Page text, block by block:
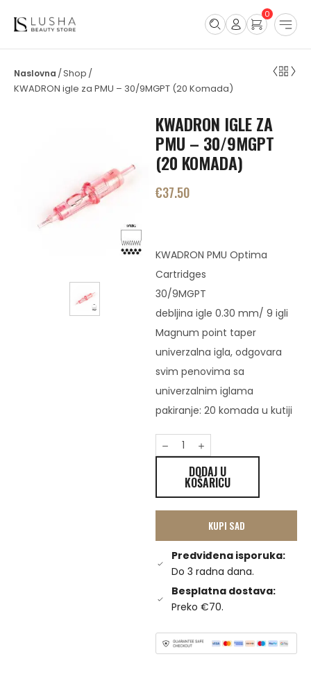
0
/Shop /
KWADRON igle za PMU – 30/9MGPT (20 Komada)
KWADRON IGLE ZA
PMU – 30/9MGPT
(20 KOMADA)
€37.50
KWADRON PMU Optima
Cartridges
30/9MGPT
debljina igle 0.30 mm/ 9 igli
Magnum point taper
univerzalna igla, odgovara
svim penovima sa
univerzalnim iglama
pakiranje: 20 komada u kutiji
DODAJ U
KOŠARICU
KUPI SAD
Predviđena isporuka:
Do 3 radna dana.
Besplatna dostava:
Preko €70.